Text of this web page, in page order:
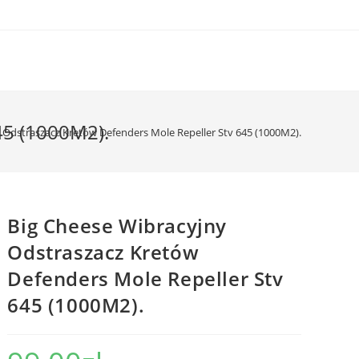
(1000M2).Kretów Defenders Mole Repeller Stv 645 (1000M2).
Big Cheese Wibracyjny
Odstraszacz Kretów
Defenders Mole Repeller Stv
645 (1000M2).